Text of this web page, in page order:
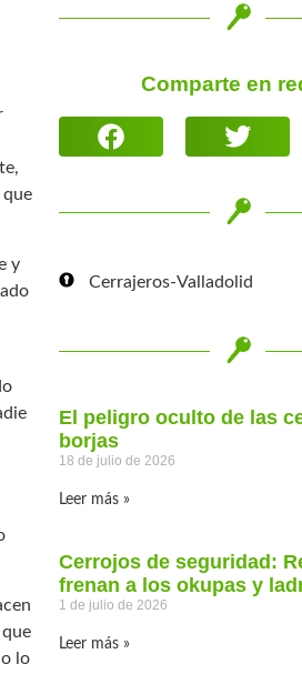
y
lo
Comparte en
Cerrajeros-Valladolid
El peligro oculto de las
borjas
18 de julio de 2026
Leer más »
Cerrojos de seguridad:
frenan a los okupas y
1 de julio de 2026
Leer más »